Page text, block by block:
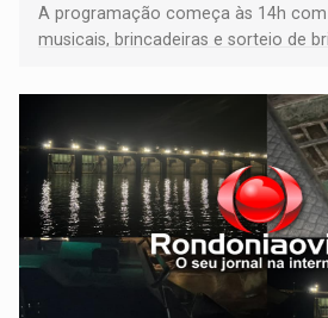
A programação começa às 14h
musicais, brincadeiras e sorteio de
bolo e canto de parabéns dedicado